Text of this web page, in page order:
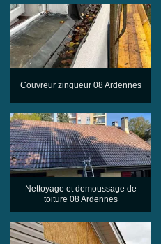
Couvreur zingueur 08 Ardennes
Nettoyage et demoussage de
toiture 08 Ardennes